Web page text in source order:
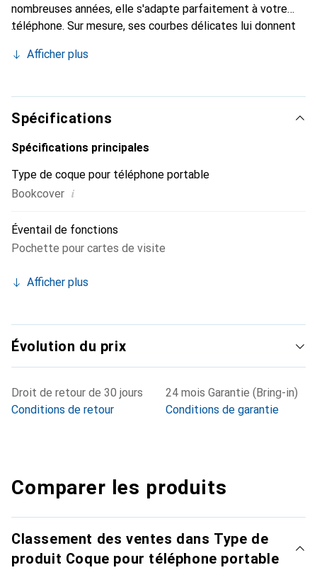
nombreuses années, elle s'adapte parfaitement à votre
téléphone. Sur mesure, ses courbes délicates lui donnent
et indispensable de votre smartphone. Reconnaître
marque Noreve est un choix sûr pour une clientèle
exigeante.
Afficher plus
Spécifications
Spécifications principales
Type de coque pour téléphone portable
Bookcover i
Éventail de fonctions
Pochette pour cartes de visite
Afficher plus
Évolution du prix
Droit de retour de 30 jours
Conditions de retour
24 mois Garantie (Bring-in)
Conditions de garantie
Comparer les produits
Classement des ventes dans Type de
produit Coque pour téléphone portable